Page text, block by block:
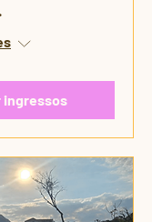
ingressos